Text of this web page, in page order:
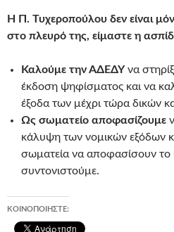
Η Π. Τυχεροπούλου δεν είναι
στο πλευρό της, είμαστε η
Καλούμε την ΑΔΕΔΥνα
έκδοση ψηφίσματος και να
έξοδα των μέχρι τώρα δικών
Ως σωματείο αποφασίζουμε
κάλυψη των νομικών εξόδων
σωματεία να αποφασίσουν το
συντονιστούμε.
ΚΟΙΝΟΠΟΙΉΣΤΕ: